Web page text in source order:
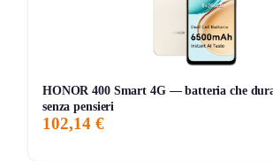
doppia connessione, LED per carica e
Puoi usare questi auricolari ogni giorno,
per chiamate, senza interruzioni e con
HONOR 400 Smart 4G — batteria che
senza pensieri
102,14 €